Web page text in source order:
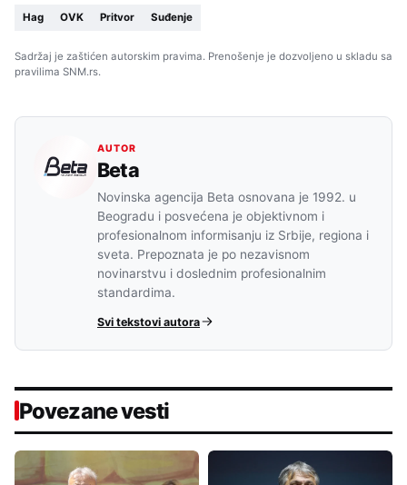
Hag OVK Pritvor Suđenje
Sadržaj je zaštićen autorskim pravima. Prenošenje je dozvoljeno u skladu sa
pravilima SNM.rs.
AUTOR
Beta
Novinska agencija Beta osnovana je 1992. u
Beogradu i posvećena je objektivnom i
profesionalnom informisanju iz Srbije, regiona i
sveta. Prepoznata je po nezavisnom
novinarstvu i doslednim profesionalnim
standardima.
Svi tekstovi autora
Povezane vesti